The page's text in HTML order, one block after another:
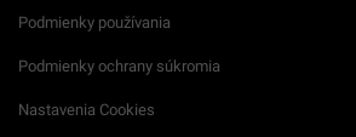
Podmienky používania
Podmienky ochrany súkromia
Nastavenia Cookies